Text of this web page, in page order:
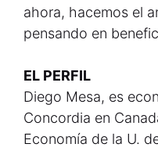
ahora, hacemos el
pensando en
EL PERFIL
Diego Mesa, es
Concordia en
Economía de la U.